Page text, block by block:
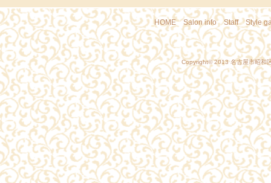
HOME｜Salon info｜Staff｜Style
Copyright© 2013名古屋市昭和